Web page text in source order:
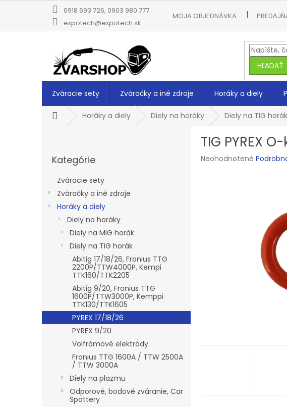
0918 693 726, 0903 980 777
expotech@expotech.sk
MOJA OBJEDNÁVKA
HĽADAŤ
Zváracie sety Zváračky a iné zdroje Horáky a diely
DomovHoráky a diely Diely na horáky Diely na TIG horák
kategórie
Kategórie
Zváracie sety
Zváračky a iné zdroje
Horáky a diely
Diely na horáky
Diely na MIG horák
Diely na TIG horák
Abitig 17/18/26, Fronius TTG
2200P/TTW4000P, Kempi
TTK160/TTK2205
Abitig 9/20, Fronius TTG
1600P/TTW3000P, Kemppi
TTK130/TTK1605
PYREX 17/18/26
PYREX 9/20
Volfrámové elektródy
Fronius TTG 1600A / TTW 2500A
/ TTW 3000A
Diely na plazmu
Odporové, bodové zváranie, Car
Spottery
TIG PYREX
Priemerné
Neohodnotené